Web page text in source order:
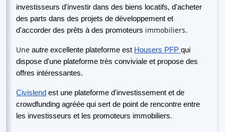
investisseurs d'investir dans des biens locatifs, d'acheter
des parts dans des projets de développement et
d'accorder des prêts à des promoteurs immobiliers.
Une autre excellente plateforme est Housers PFP qui
dispose d'une plateforme très conviviale et propose des
offres intéressantes.
Civislend est une plateforme d'investissement et de
crowdfunding agréée qui sert de point de rencontre entre
les investisseurs et les promoteurs immobiliers.